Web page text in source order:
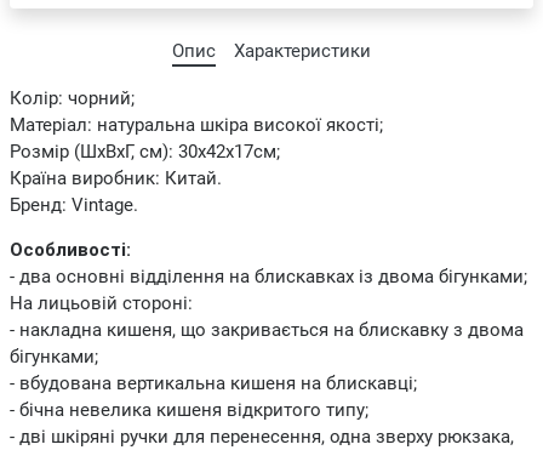
Опис Характеристики
Колір: чорний;
Матеріал: натуральна шкіра високої якості;
Розмір (ШхВхГ, см): 30х42х17см;
Країна виробник: Китай.
Бренд: Vintage.
Особливості:
- два основні відділення на блискавках із двома бігунками;
На лицьовій стороні:
- накладна кишеня, що закривається на блискавку з двома
бігунками;
- вбудована вертикальна кишеня на блискавці;
- бічна невелика кишеня відкритого типу;
- дві шкіряні ручки для перенесення, одна зверху рюкзака,